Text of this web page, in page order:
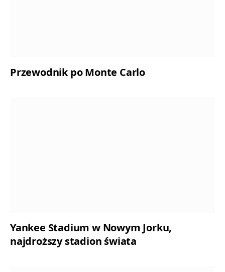
Przewodnik po Monte Carlo
Yankee Stadium w Nowym Jorku,
najdroższy stadion świata